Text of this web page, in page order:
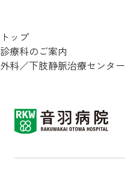
トップ
診療科のご案内
外科／下肢静脈治療センター